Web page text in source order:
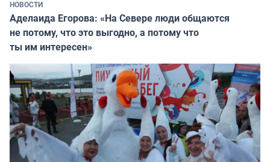
НОВОСТИ
Аделаида Егорова: «На Севере люди общаются
не потому, что это выгодно, а потому что
ты им интересен»